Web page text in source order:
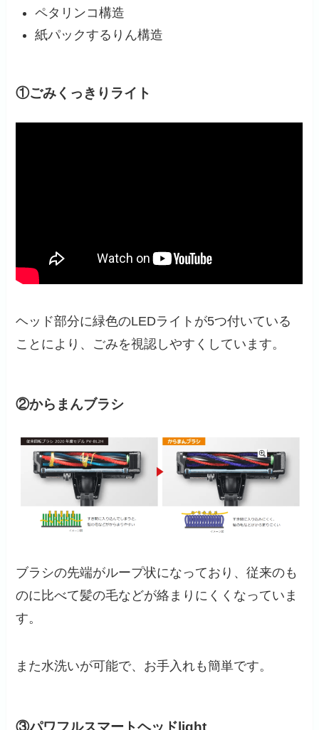
ペタリンコ構造
紙パックするりん構造
①ごみくっきりライト
ヘッド部分に緑色のLEDライトが5つ付いている
ことにより、ごみを視認しやすくしています。
②からまんブラシ
ブラシの先端がループ状になっており、従来のも
のに比べて髪の毛などが絡まりにくくなっていま
す。
また水洗いが可能で、お手入れも簡単です。
③パワフルスマートヘッドlight